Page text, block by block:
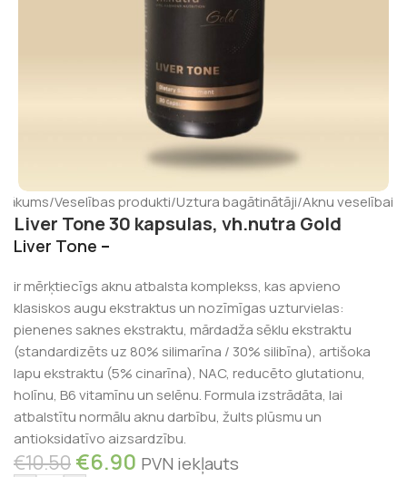
Sākums/Veselības produkti/Uztura bagātinātāji/Aknu veselībai
Liver Tone 30 kapsulas, vh.nutra Gold
Liver Tone –
ir mērķtiecīgs aknu atbalsta komplekss, kas apvieno
klasiskos augu ekstraktus un nozīmīgas uzturvielas:
pienenes saknes ekstraktu, mārdadža sēklu ekstraktu
(standardizēts uz 80% silimarīna / 30% silibīna), artišoka
lapu ekstraktu (5% cinarīna), NAC, reducēto glutationu,
holīnu, B6 vitamīnu un selēnu. Formula izstrādāta, lai
atbalstītu normālu aknu darbību, žults plūsmu un
antioksidatīvo aizsardzību.
€10.50 €6.90 PVN iekļauts